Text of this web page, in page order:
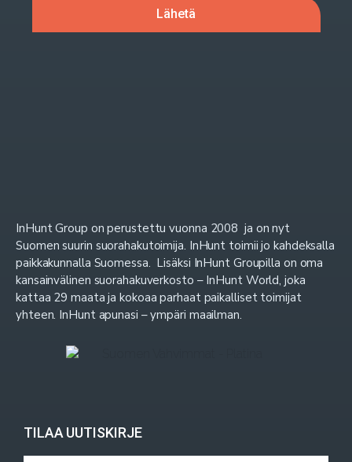
InHunt Group on perustettu vuonna 2008 ja on nyt
Suomen suurin suorahakutoimija. InHunt toimii jo kahdeksalla
paikkakunnalla Suomessa. Lisäksi InHunt Groupilla on oma
kansainvälinen suorahakuverkosto – InHunt World, joka
kattaa 29 maata ja kokoaa parhaat paikalliset toimijat
yhteen. InHunt apunasi – ympäri maailman.
TILAA UUTISKIRJE